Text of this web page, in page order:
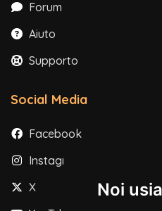
Noi
Forum
Aiuto
Supporto
Social Media
Facebook
Instagram
X